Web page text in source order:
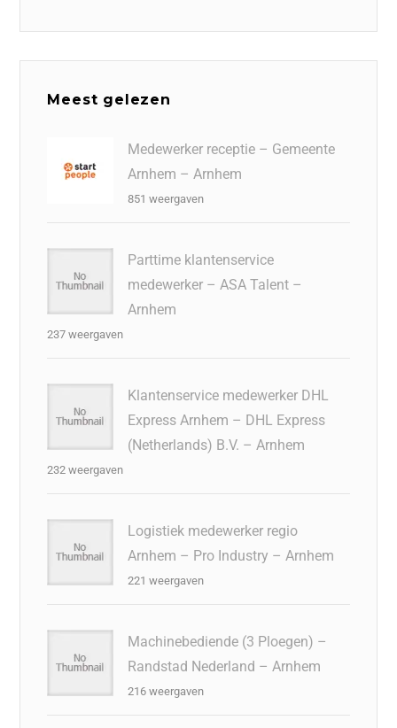
Meest gelezen
Medewerker receptie – Gemeente
Arnhem – Arnhem
851 weergaven
Parttime klantenservice
medewerker – ASA Talent –
Arnhem
237 weergaven
Klantenservice medewerker DHL
Express Arnhem – DHL Express
(Netherlands) B.V. – Arnhem
232 weergaven
Logistiek medewerker regio
Arnhem – Pro Industry – Arnhem
221 weergaven
Machinebediende (3 Ploegen) –
Randstad Nederland – Arnhem
216 weergaven